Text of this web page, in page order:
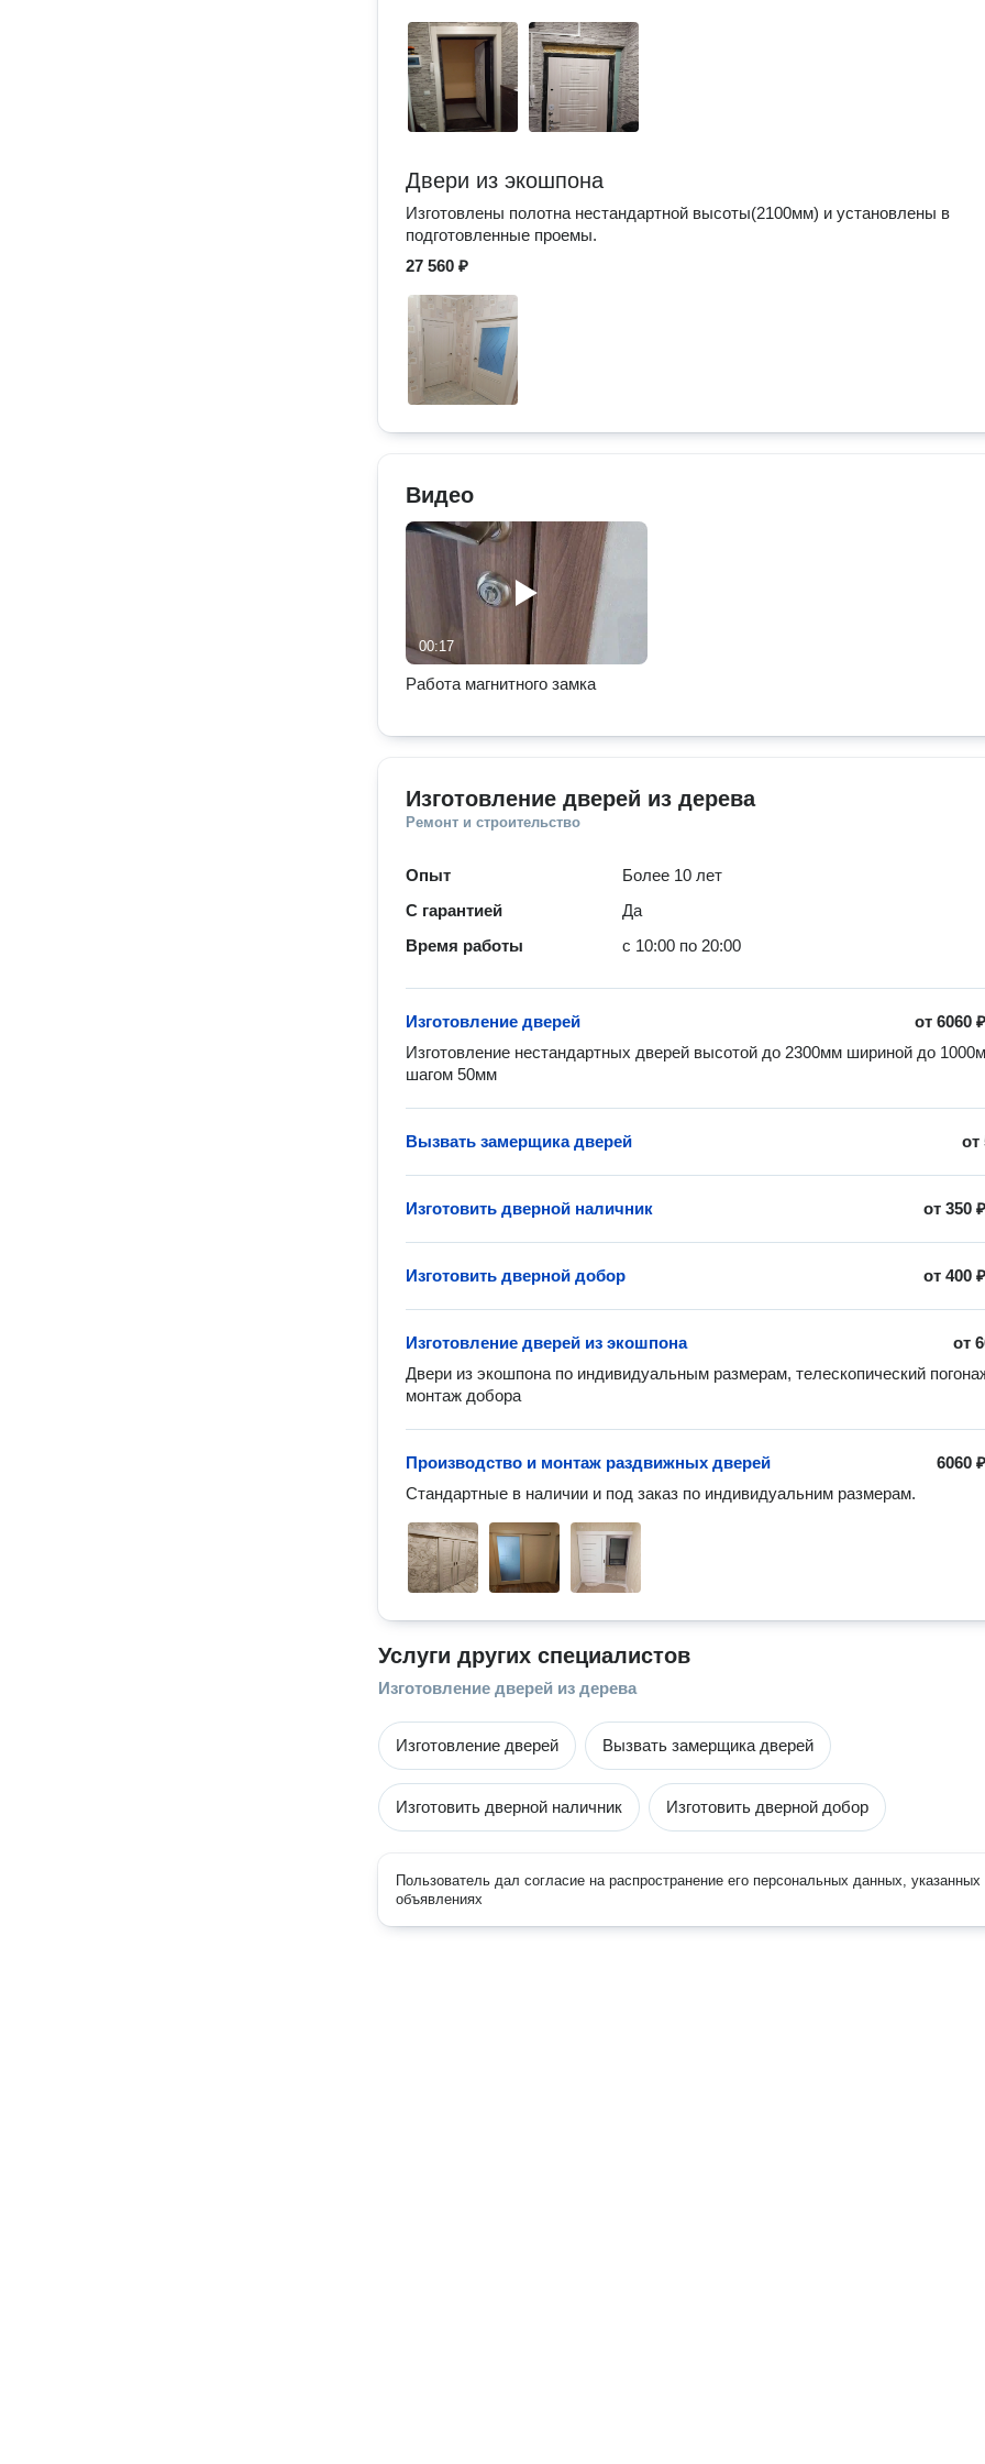
Двери из экошпона
Изготовлены полотна нестандартной высоты(2100мм) и установлены в
подготовленные проемы.
27 560 ₽
Видео
00:17
Работа магнитного замка
Изготовление дверей из дерева
Ремонт и строительство
Опыт
Более 10 лет
С гарантией
Да
Время работы
с 10:00 по 20:00
от6060 ₽
Изготовление дверей
Изготовление нестандартных дверей высотой до 2300мм шириной до
шагом 50мм
от
Вызвать замерщика дверей
от350 ₽
Изготовить дверной наличник
от400 ₽
Изготовить дверной добор
от
Изготовление дверей из экошпона
Двери из экошпона по индивидуальным размерам, телескопический
монтаж добора
6060 ₽
Производство и монтаж раздвижных дверей
Стандартные в наличии и под заказ по индивидуальним размерам.
Услуги других специалистов
Изготовление дверей из дерева
Изготовление дверей Вызвать замерщика дверей
Изготовить дверной наличник Изготовить дверной добор
Пользователь дал согласие на распространение его персональных данных, указанных
объявлениях